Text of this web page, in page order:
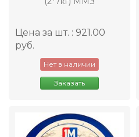
Цена за шт. : 921.00
руб.
Нет в наличии
Заказать